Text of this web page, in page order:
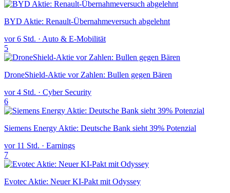
BYD Aktie: Renault-Übernahmeversuch abgelehnt
vor 6 Std. · Auto & E-Mobilität
5
DroneShield-Aktie vor Zahlen: Bullen gegen Bären
vor 4 Std. · Cyber Security
6
Siemens Energy Aktie: Deutsche Bank sieht 39% Potenzial
vor 11 Std. · Earnings
7
Evotec Aktie: Neuer KI-Pakt mit Odyssey